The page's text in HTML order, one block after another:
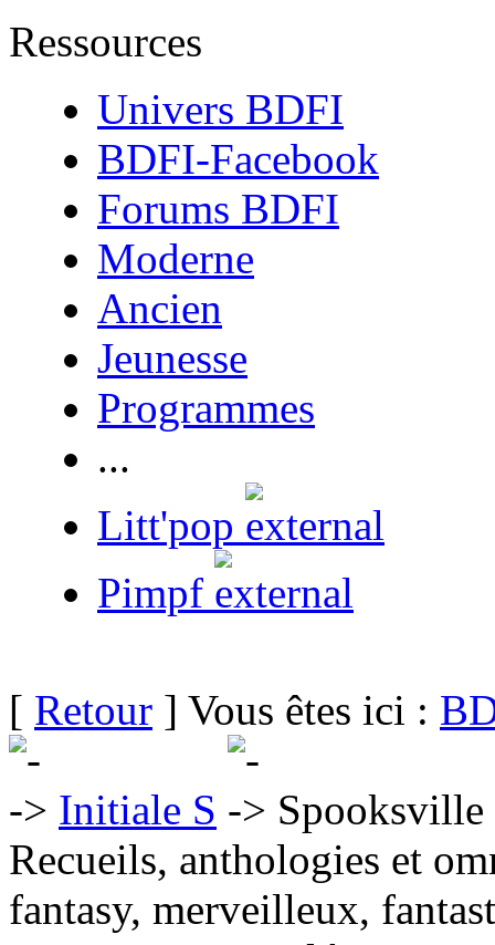
Ressources
Univers BDFI
BDFI-Facebook
Forums BDFI
Moderne
Ancien
Jeunesse
Programmes
...
Litt'pop
Pimpf
[ Retour ] Vous êtes ici :
Initiale S
Spooksville
Recueils, anthologies et
fantasy, merveilleux,